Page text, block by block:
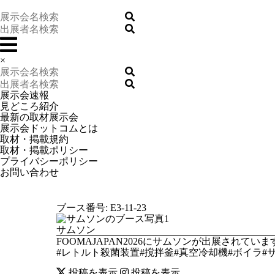
×
展示会速報
見どころ紹介
最新の取材展示会
展示会ドットコムとは
取材・掲載規約
取材・掲載ポリシー
プライバシーポリシー
お問い合わせ
ブース番号: E3-11-23
サムソン
FOOMAJAPAN2026にサムソンが出展されてい
#レトルト殺菌装置#撹拌釜#真空冷却機#ボイラ#